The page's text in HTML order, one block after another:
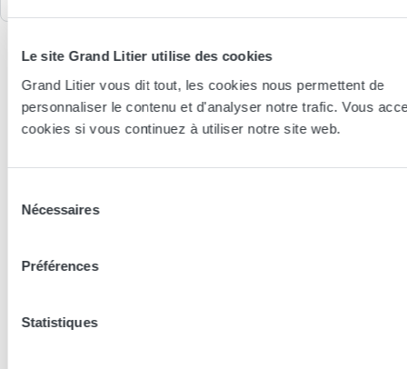
Le site Grand Litier utilise des cookies
Grand Litier vous dit tout, les cookies nous permettent de
personnaliser le contenu et d'analyser notre trafic. Vous
cookies si vous continuez à utiliser notre site web.
Nécessaires
Préférences
Statistiques